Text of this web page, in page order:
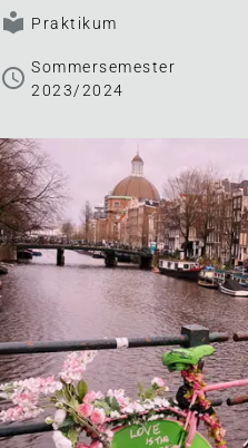
local_library Praktikum
schedule Sommersemester
2023/2024